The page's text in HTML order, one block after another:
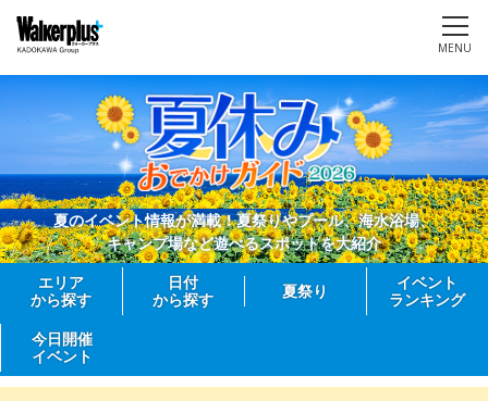
MENU
夏のイベント情報が満載！夏祭りやプール、海水浴場、
キャンプ場など遊べるスポットを大紹介
エリア
から探す
日付
から探す
夏祭り
イベント
ランキング
今日開催
イベント